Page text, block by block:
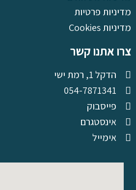
מדיניות פרטיות
מדיניות Cookies
צרו אתנו קשר
הדקל 1, רמת ישי
054-7871341
פייסבוק
אינסטגרם
אימייל